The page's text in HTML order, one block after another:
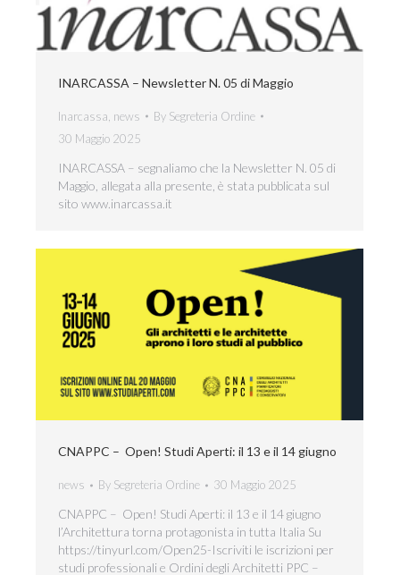
INARCASSA – Newsletter N. 05 di Maggio
Inarcassa news By Segreteria Ordine
30 Maggio 2025
INARCASSA – segnaliamo che la Newsletter N. 05 di
Maggio, allegata alla presente, è stata pubblicata sul
sito www.inarcassa.it
CNAPPC – Open! Studi Aperti: il 13 e il 14 giugno
news By Segreteria Ordine 30 Maggio 2025
CNAPPC – Open! Studi Aperti: il 13 e il 14 giugno
l’Architettura torna protagonista in tutta Italia Su
https://tinyurl.com/Open25-Iscriviti le iscrizioni per
studi professionali e Ordini degli Architetti PPC –